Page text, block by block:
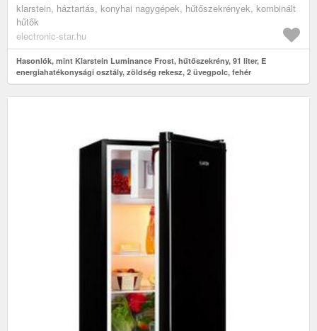
klarstein, háztartás, konyhai nagygépek, hűtőszekrények, kombinált
hűtők
electronic-star.hu
Hasonlók, mint Klarstein Luminance Frost, hűtőszekrény, 91 liter, E
energiahatékonysági osztály, zöldség rekesz, 2 üvegpolc, fehér